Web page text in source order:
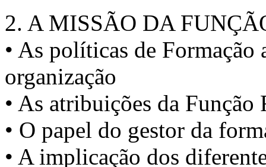
2. A MISSÃO DA
• As políticas de Formação
organização
• As atribuições da Função
• O papel do gestor da
• A implicação dos